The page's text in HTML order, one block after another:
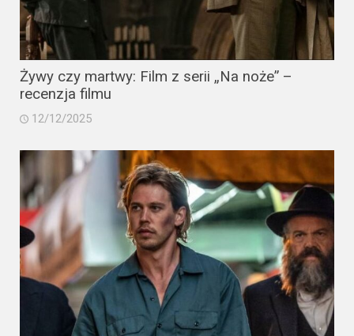
Żywy czy martwy: Film z serii „Na noże” –
recenzja filmu
12/12/2025